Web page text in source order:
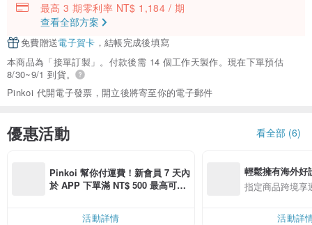
最高 3 期零利率 NT$ 1,184 / 期
查看全部方案
免費贈送電子賀卡 ，結帳完成後填寫
本商品為「接單訂製」。付款後需 14 個工作天製作。現在下單預估
8/30~9/1 到貨。
Pinkoi 代開電子發票，開立後將寄至你的電子郵件
優惠活動 看全部 (6)
Pinkoi 幫你付運費！新會員 7 天內
於 APP 下單滿 NT$ 500 最高可折
活動詳情
輕鬆擁有海外好
指定商品跨境享
活動詳